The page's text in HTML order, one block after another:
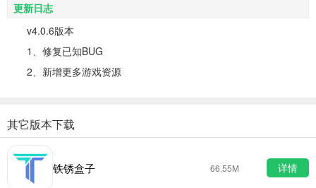
更新日志
v4.0.6版本
1、修复已知BUG
2、新增更多游戏资源
其它版本下载
铁锈盒子 66.55M 详情